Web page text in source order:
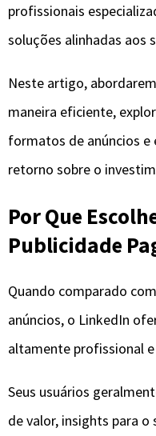
profissionais
soluções alinhadas aos
Neste artigo,
maneira eficiente,
formatos de anúncios
retorno sobre o
Por Que
Publicidade
Quando comparado
anúncios, o LinkedIn
altamente profissional
Seus usuários
de valor, insights para